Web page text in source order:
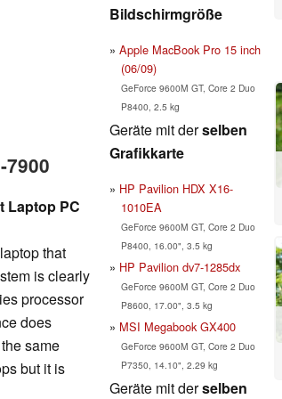
Laptop PC
that
is clearly
processor
does
same
but it is
Bildschirmgröße
Apple MacBook Pro 15 inch
(06/09)
GeForce 9600M GT, Core 2 Duo
P8400, 2.5 kg
Geräte mit derselben
Grafikkarte
HP Pavilion HDX X16-
1010EA
GeForce 9600M GT, Core 2 Duo
P8400, 16.00", 3.5 kg
HP Pavilion dv7-1285dx
GeForce 9600M GT, Core 2 Duo
P8600, 17.00", 3.5 kg
MSI Megabook GX400
GeForce 9600M GT, Core 2 Duo
P7350, 14.10", 2.29 kg
Geräte mit derselben